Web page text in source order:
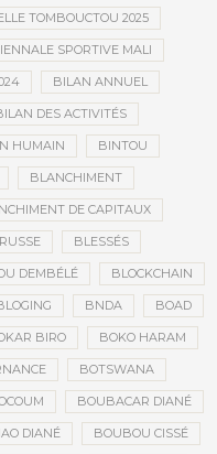
TOMBOUCTOU 2025
SPORTIVE MALI
BILAN ANNUEL
DES ACTIVITÉS
HUMAIN BINTOU
BLANCHIMENT
DE CAPITAUX
BLESSÉS
DEMBÉLÉ BLOCKCHAIN
BNDA BOAD
BIRO BOKO HARAM
BOTSWANA
BOUBACAR DIANÉ
DIANÉ BOUBOU CISSÉ